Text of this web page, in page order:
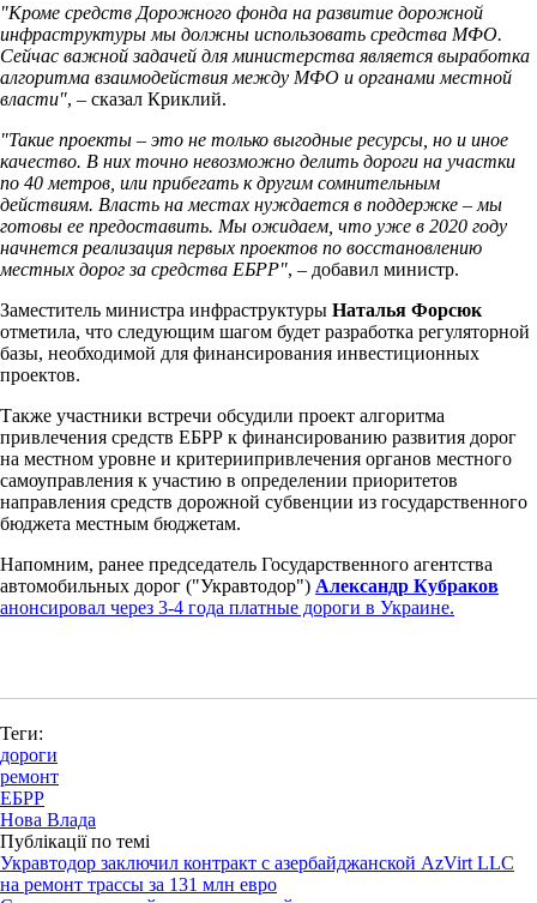
"Кроме средств Дорожного фонда на развитие дорожной
инфраструктуры мы должны использовать средства МФО.
Сейчас важной задачей для министерства является выработка
алгоритма взаимодействия между МФО и органами местной
власти", – сказал Криклий.
"Такие проекты – это не только выгодные ресурсы, но и иное
качество. В них точно невозможно делить дороги на участки
по 40 метров, или прибегать к другим сомнительным
действиям. Власть на местах нуждается в поддержке – мы
готовы ее предоставить. Мы ожидаем, что уже в 2020 году
начнется реализация первых проектов по восстановлению
местных дорог за средства ЕБРР", – добавил министр.
Заместитель министра инфраструктуры Наталья Форсюк
отметила, что следующим шагом будет разработка регуляторной
базы, необходимой для финансирования инвестиционных
проектов.
Также участники встречи обсудили проект алгоритма
привлечения средств ЕБРР к финансированию развития дорог
на местном уровне и критериипривлечения органов местного
самоуправления к участию в определении приоритетов
направления средств дорожной субвенции из государственного
бюджета местным бюджетам.
Напомним, ранее председатель Государственного агентства
автомобильных дорог ("Укравтодор") Александр Кубраков
анонсировал через 3-4 года платные дороги в Украине.
Теги:
дороги
ремонт
ЕБРР
Нова Влада
Публікації по темі
Укравтодор заключил контракт с азербайджанской AzVirt LLC
на ремонт трассы за 131 млн евро